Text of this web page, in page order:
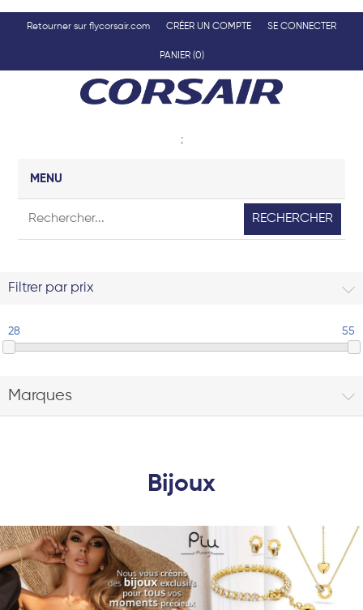
Retourner sur flycorsair.com CRÉER UN COMPTE SE CONNECTER
PANIER (0)
;
MENU
RECHERCHER
Filtrer par prix
28 55
Marques
Bijoux